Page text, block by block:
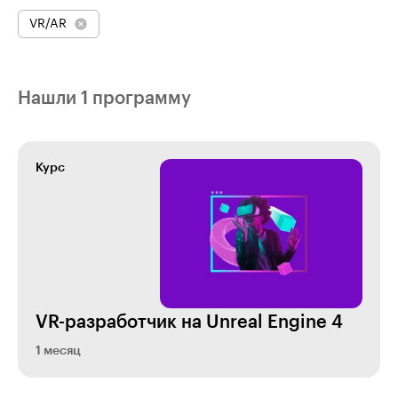
VR/AR
Нашли 1 программу
Курс
VR-разработчик на Unreal Engine 4
1 месяц